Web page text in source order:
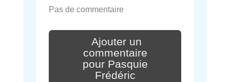
Pas de commentaire
Ajouter un
commentaire
pour Pasquie
Frédéric